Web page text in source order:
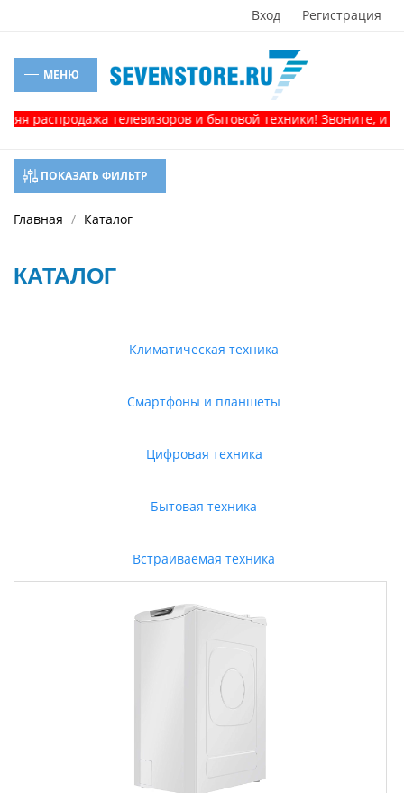
Вход Регистрация
МЕНЮ
телевизоров и бытовой техники! Звоните, и
ПОКАЗАТЬ ФИЛЬТР
Главная Каталог
КАТАЛОГ
Климатическая техника
Смартфоны и планшеты
Цифровая техника
Бытовая техника
Встраиваемая техника